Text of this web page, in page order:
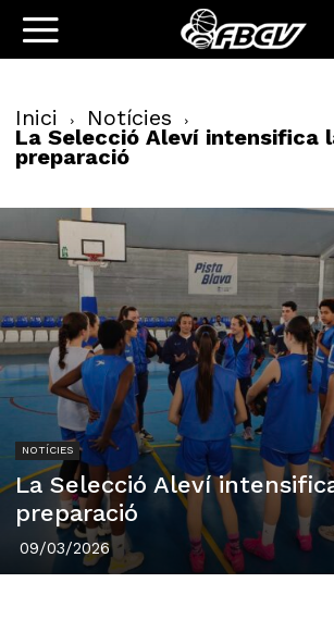
Inici Notícies
La Selecció Aleví intensifica
preparació
NOTÍCIES
La Selecció Aleví
preparació
09/03/2026